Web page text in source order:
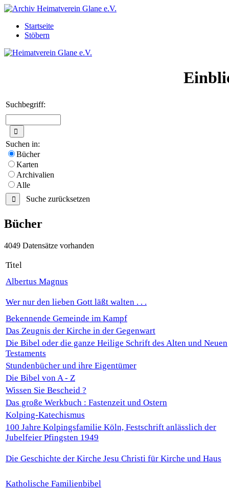
Startseite
Stöbern
Suchbegriff:
Suchen in:
Bücher
Karten
Archivalien
Alle
Suche zurücksetzen
Bücher
4049 Datensätze vorhanden
Titel
Albertus Magnus
Wer nur den lieben Gott läßt walten . . .
Bekennende Gemeinde im Kampf
Das Zeugnis der Kirche in der Gegenwart
Die Bibel oder die ganze Heilige Schrift des Alten und Neuen
Testaments
Stundenbücher und ihre Eigentümer
Die Bibel von A - Z
Wissen Sie Bescheid ?
Das große Werkbuch : Fastenzeit und Ostern
Kolping-Katechismus
100 Jahre Kolpingsfamilie Köln, Festschrift anlässlich der
Jubelfeier Pfingsten 1949
Die Geschichte der Kirche Jesu Christi für Kirche und Haus
Katholische Familienbibel